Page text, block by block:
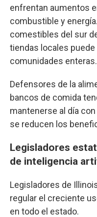
enfrentan aumentos
combustible y
comestibles del sur
tiendas locales
comunidades enteras.
Defensores de la
bancos de comida
mantenerse al día
se reducen los
Legisladores
de inteligencia
Legisladores de
regular el creciente
en todo el estado.